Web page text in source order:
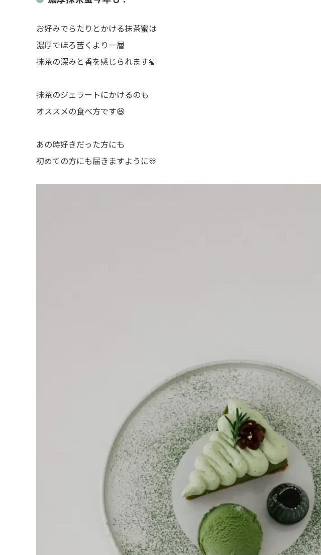
お好みでらたりとかける抹茶蜜は
濃厚でほろ苦くより一層
抹茶の深みと香を感じられます🍃
抹茶のジェラートにかけるのも
オススメの食べ方です😆
あの時好きだった方にも
初めての方にも届きますように🫶